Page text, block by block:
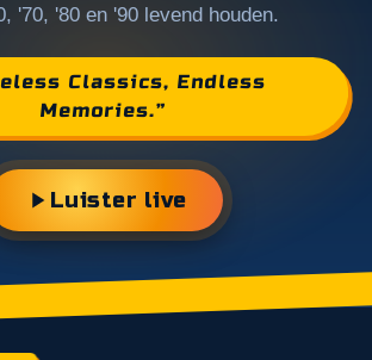
'70, '80 en '90 levend houden.
Classics, Endless
Memories.”
Luister live